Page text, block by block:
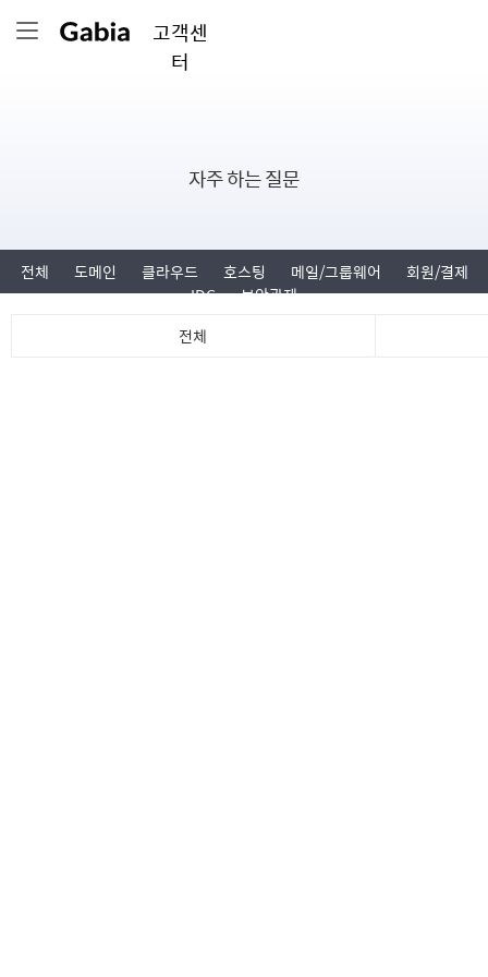
고객센
터
자주 하는 질문
전체 도메인 클라우드 호스팅 메일/그룹웨어
회원/결제
IDC
보안관제
전체